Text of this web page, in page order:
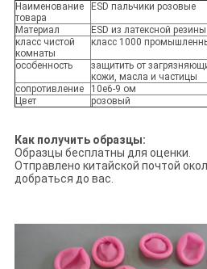
Наименование
товара
ESD пальчики розовые
Материал
ESD из латексной резины
класс чистой
комнаты
класс 1000
особенность
защитить от
кожи, масла и частицы
сопротивление
10e6-9 ом
Цвет
розовый
Как получить образцы:
Образцы бесплатны для оценки.
Отправлено китайской почтой
добраться до вас.